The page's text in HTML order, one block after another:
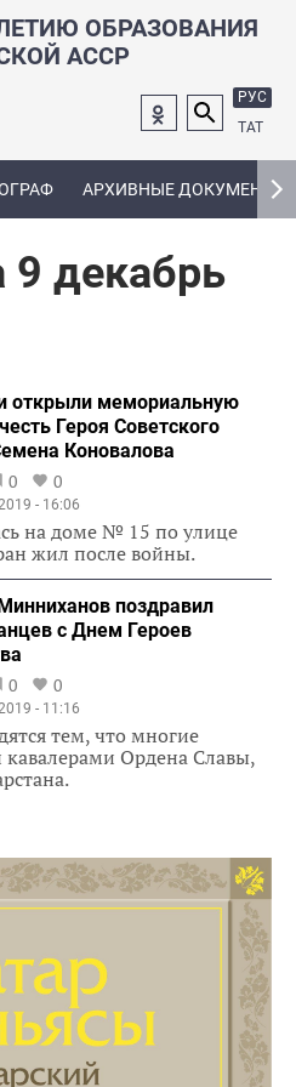
ОБРАЗОВАНИЯ
АССР
РУС
ТАТ
АРХИВНЫЕ ДОКУМЕНТЫ
9 декабрь
открыли мемориальную
Героя Советского
Коновалова
0 0
- 16:06
на доме № 15 по улице
жил после войны.
поздравил
с Днем Героев
0 0
- 11:16
тем, что многие
Ордена Славы,